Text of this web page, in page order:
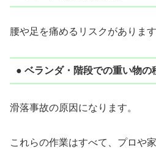
腰や足を痛めるリスクがあります
● ベランダ・階段での重い物の
滑落事故の原因になります。
これらの作業はすべて、プロや